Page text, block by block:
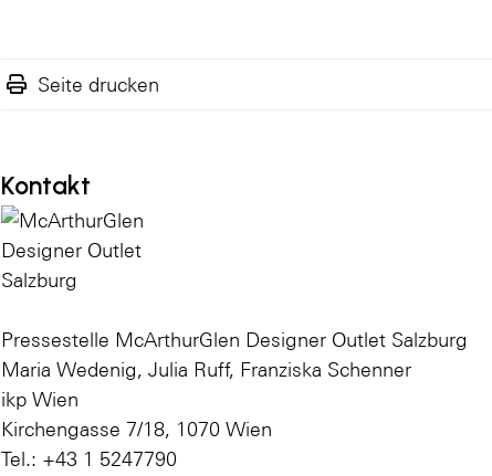
Seite drucken
Kontakt
Pressestelle McArthurGlen Designer Outlet Salzburg
Maria Wedenig, Julia Ruff, Franziska Schenner
ikp Wien
Kirchengasse 7/18, 1070 Wien
Tel.: +43 1 5247790